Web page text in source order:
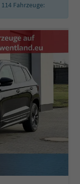
114 Fahrzeuge: